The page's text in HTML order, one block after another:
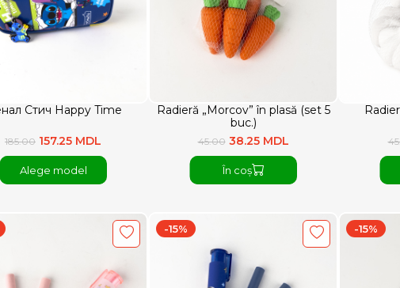
Стич Happy Time
185.00 157.25 MDL
Alege model
Radieră „Morcov” în plasă (set 5
buc.)
45.00 38.25 MDL
În coș
-15% -15%